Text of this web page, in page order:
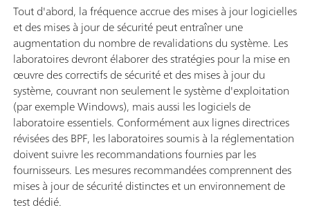
Tout d'abord, la fréquence accrue des mises à jour logicielles
et des mises à jour de sécurité peut entraîner une
augmentation du nombre de revalidations du système. Les
laboratoires devront élaborer des stratégies pour la mise en
œuvre des correctifs de sécurité et des mises à jour du
système, couvrant non seulement le système d'exploitation
(par exemple Windows), mais aussi les logiciels de
laboratoire essentiels. Conformément aux lignes directrices
révisées des BPF, les laboratoires soumis à la réglementation
doivent suivre les recommandations fournies par les
fournisseurs. Les mesures recommandées comprennent des
mises à jour de sécurité distinctes et un environnement de
test dédié.